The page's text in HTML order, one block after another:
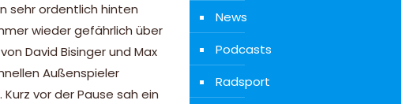
sehr ordentlich hinten
wieder gefährlich über
David Bisinger und Max
Außenspieler
vor der Pause sah ein
News
Podcasts
Radsport